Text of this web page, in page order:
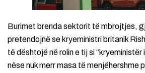
Burimet brenda sektorit të mbrojtjes,
pretendojnë se kryeministri britanik
të dështojë në rolin e tij si “kryeministër
nëse nuk merr masa të menjëhershme